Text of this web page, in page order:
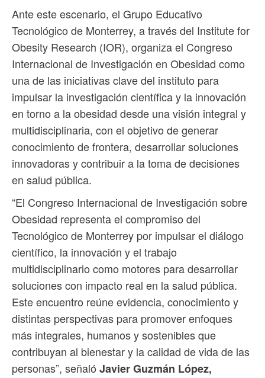
Ante este escenario, el Grupo Educativo
Tecnológico de Monterrey, a través del Institute for
Obesity Research (IOR), organiza el Congreso
Internacional de Investigación en Obesidad como
una de las iniciativas clave del instituto para
impulsar la investigación científica y la innovación
en torno a la obesidad desde una visión integral y
multidisciplinaria, con el objetivo de generar
conocimiento de frontera, desarrollar soluciones
innovadoras y contribuir a la toma de decisiones
en salud pública.
“El Congreso Internacional de Investigación sobre
Obesidad representa el compromiso del
Tecnológico de Monterrey por impulsar el diálogo
científico, la innovación y el trabajo
multidisciplinario como motores para desarrollar
soluciones con impacto real en la salud pública.
Este encuentro reúne evidencia, conocimiento y
distintas perspectivas para promover enfoques
más integrales, humanos y sostenibles que
contribuyan al bienestar y la calidad de vida de las
personas”, señaló Javier Guzmán López,